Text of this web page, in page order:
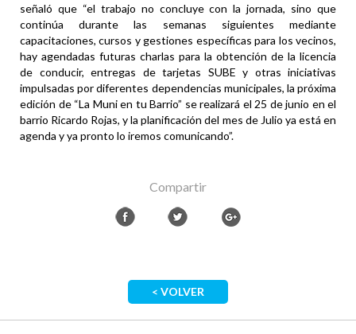
señaló que “el trabajo no concluye con la jornada, sino que
continúa durante las semanas siguientes mediante
capacitaciones, cursos y gestiones específicas para los vecinos,
hay agendadas futuras charlas para la obtención de la licencia
de conducir, entregas de tarjetas SUBE y otras iniciativas
impulsadas por diferentes dependencias municipales, la próxima
edición de “La Muni en tu Barrio” se realizará el 25 de junio en el
barrio Ricardo Rojas, y la planificación del mes de Julio ya está en
agenda y ya pronto lo iremos comunicando”.
Compartir
< VOLVER